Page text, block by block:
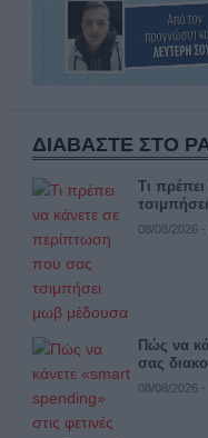
ΔΙΑΒΑΣΤΕ ΣΤΟ
Τι
08/08/2026 -
Πώς να
σας
08/08/2026